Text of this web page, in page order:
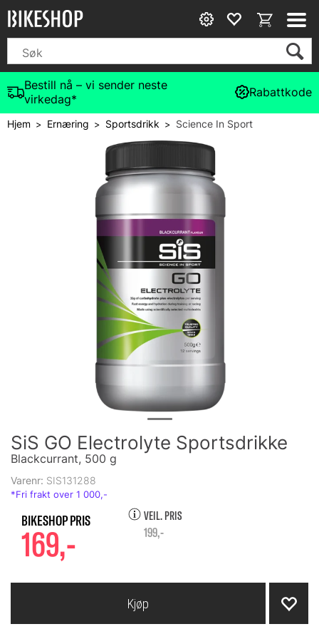
Bestill nå – vi sender neste
virkedag*
Rabattkode
Hjem> Ernæring > Sportsdrikk> Science In Sport
SiS GO Electrolyte Sportsdrikke
Blackcurrant, 500 g
Varenr: SIS131288
169,-
VEIL. PRIS
199,-
Kjøp